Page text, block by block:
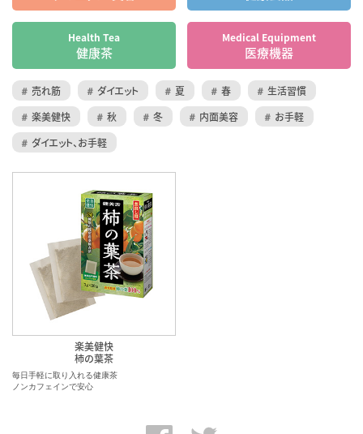
Health Tea
健康茶
Medical Equipment
医療機器
売れ筋 ダイエット 夏 春
生活習慣
楽美健快
秋 冬 内面美容
お手軽
ダイエット、お手軽
楽美健快
柿の葉茶
毎日手軽に取り入れる健康茶
ノンカフェインで安心